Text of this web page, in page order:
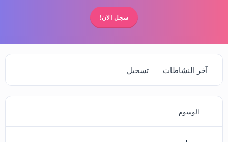
سجل الان!
آخر النشاطات تسجيل
الوسوم